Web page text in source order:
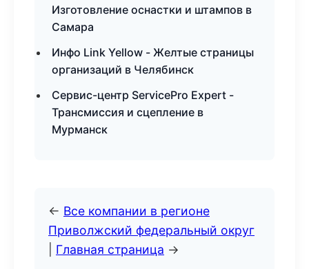
Изготовление оснастки и штампов в
Самара
Инфо Link Yellow - Желтые страницы
организаций в Челябинск
Сервис-центр ServicePro Expert -
Трансмиссия и сцепление в
Мурманск
← Все компании в регионе
Приволжский федеральный округ
Главная страница →